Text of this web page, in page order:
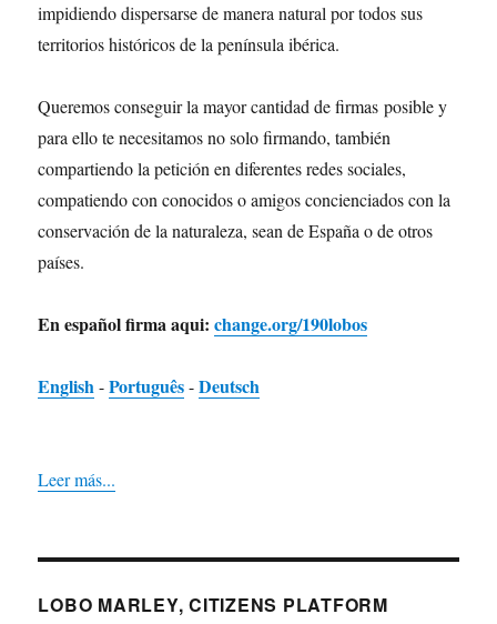
impidiendo dispersarse de manera natural por todos sus
territorios históricos de la península ibérica.
Queremos conseguir la mayor cantidad de firmas posible y
para ello te necesitamos no solo firmando, también
compartiendo la petición en diferentes redes sociales,
compatiendo con conocidos o amigos concienciados con la
conservación de la naturaleza, sean de España o de otros
países.
En español firma aqui:change.org/190lobos
English-Português-Deutsch
Leer más...
LOBO MARLEY, CITIZENS PLATFORM